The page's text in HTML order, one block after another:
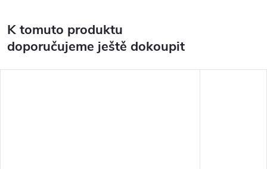
K tomuto produktu
doporučujeme ještě dokoupit